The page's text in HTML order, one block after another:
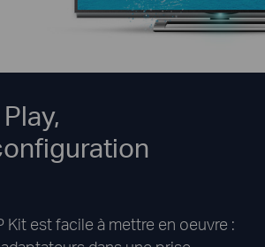
Kit est facile à mettre en oeuvre :